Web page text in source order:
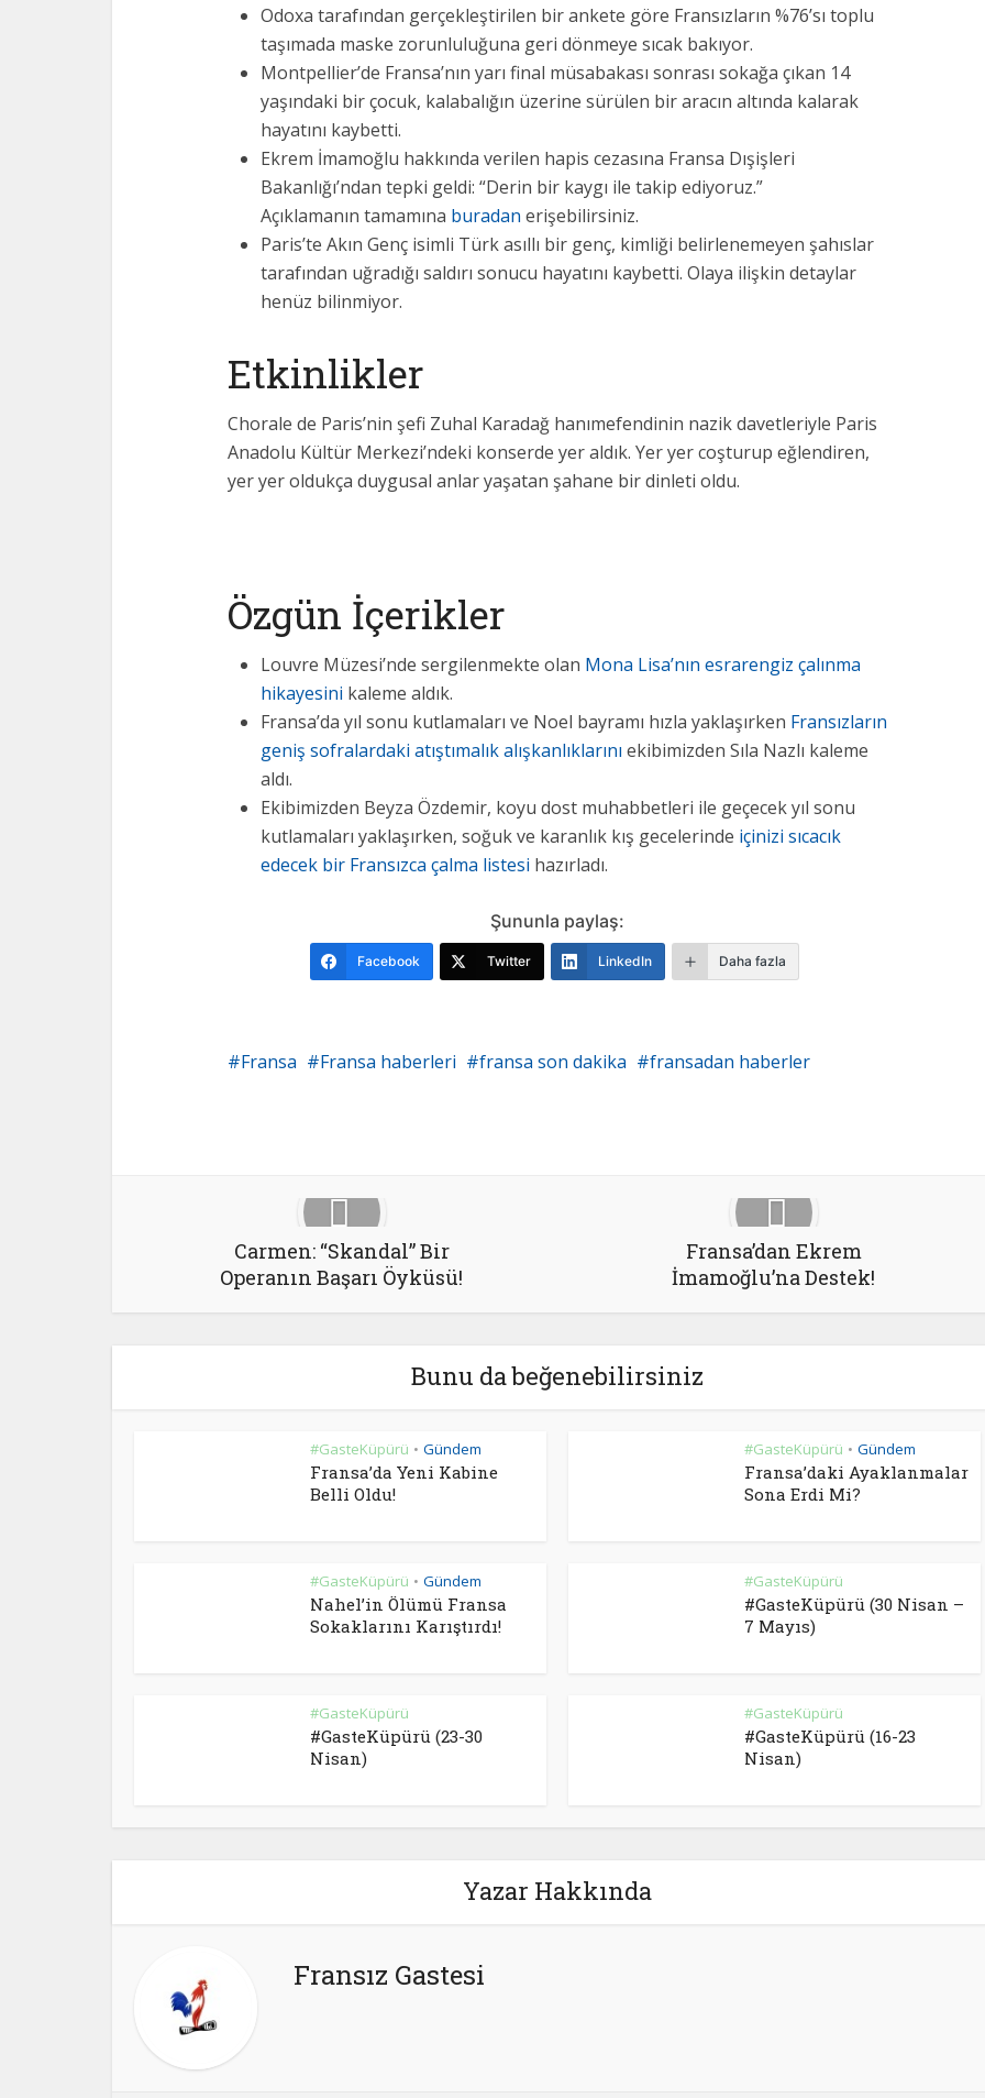
Odoxa tarafından gerçekleştirilen bir ankete göre Fransızların %76’sı toplu
taşımada maske zorunluluğuna geri dönmeye sıcak bakıyor.
Montpellier’de Fransa’nın yarı final müsabakası sonrası sokağa çıkan 14
yaşındaki bir çocuk, kalabalığın üzerine sürülen bir aracın altında kalarak
hayatını kaybetti.
Ekrem İmamoğlu hakkında verilen hapis cezasına Fransa Dışişleri
Bakanlığı’ndan tepki geldi: “Derin bir kaygı ile takip ediyoruz.”
Açıklamanın tamamına buradan erişebilirsiniz.
Paris’te Akın Genç isimli Türk asıllı bir genç, kimliği belirlenemeyen şahıslar
tarafından uğradığı saldırı sonucu hayatını kaybetti. Olaya ilişkin detaylar
henüz bilinmiyor.
Etkinlikler
Chorale de Paris’nin şefi Zuhal Karadağ hanımefendinin nazik davetleriyle Paris
Anadolu Kültür Merkezi’ndeki konserde yer aldık. Yer yer coşturup eğlendiren,
yer yer oldukça duygusal anlar yaşatan şahane bir dinleti oldu.
Özgün İçerikler
Louvre Müzesi’nde sergilenmekte olan Mona Lisa’nın esrarengiz çalınma
hikayesini kaleme aldık.
Fransa’da yıl sonu kutlamaları ve Noel bayramı hızla yaklaşırken Fransızların
geniş sofralardaki atıştımalık alışkanlıklarını ekibimizden Sıla Nazlı kaleme
aldı.
Ekibimizden Beyza Özdemir, koyu dost muhabbetleri ile geçecek yıl sonu
kutlamaları yaklaşırken, soğuk ve karanlık kış gecelerinde içinizi sıcacık
edecek bir Fransızca çalma listesi hazırladı.
Şununla paylaş:
Facebook Twitter LinkedIn Daha fazla
Fransa Fransa haberleri fransa son dakika fransadan haberler
Carmen: “Skandal” Bir
Operanın Başarı Öyküsü!
Fransa’dan Ekrem
İmamoğlu’na Destek!
Bunu da beğenebilirsiniz
#GasteKüpürü • Gündem
Fransa’da Yeni Kabine
Belli Oldu!
#GasteKüpürü • Gündem
Fransa’daki Ayaklanmalar
Sona Erdi Mi?
#GasteKüpürü • Gündem
Nahel’in Ölümü Fransa
Sokaklarını Karıştırdı!
#GasteKüpürü
#GasteKüpürü (30 Nisan –
7 Mayıs)
#GasteKüpürü
#GasteKüpürü (23-30
Nisan)
#GasteKüpürü
#GasteKüpürü (16-23
Nisan)
Yazar Hakkında
Fransız Gastesi